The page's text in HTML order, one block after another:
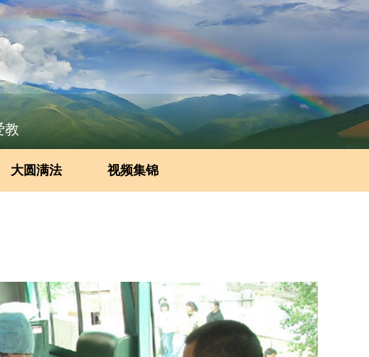
教
大圆满法 视频集锦